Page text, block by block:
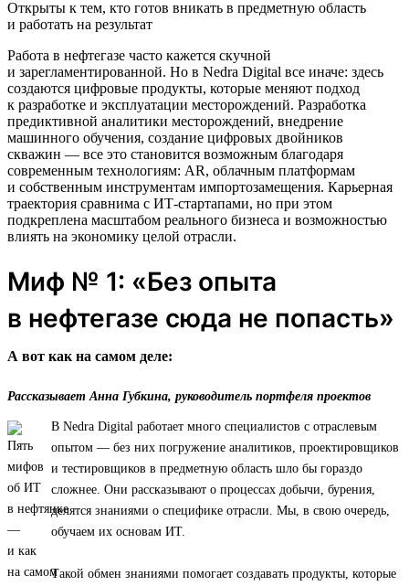
Открыты к тем, кто готов вникать в предметную область
и работать на результат
Работа в нефтегазе часто кажется скучной
и зарегламентированной. Но в Nedra Digital все иначе: здесь
создаются цифровые продукты, которые меняют подход
к разработке и эксплуатации месторождений. Разработка
предиктивной аналитики месторождений, внедрение
машинного обучения, создание цифровых двойников
скважин — все это становится возможным благодаря
современным технологиям: AR, облачным платформам
и собственным инструментам импортозамещения. Карьерная
траектория сравнима с ИТ-стартапами, но при этом
подкреплена масштабом реального бизнеса и возможностью
влиять на экономику целой отрасли.
Миф № 1: «Без опыта
в нефтегазе сюда не попасть»
А вот как на самом деле:
Рассказывает Анна Губкина, руководитель портфеля проектов
В Nedra Digital работает много специалистов с отраслевым
опытом — без них погружение аналитиков, проектировщиков
и тестировщиков в предметную область шло бы гораздо
сложнее. Они рассказывают о процессах добычи, бурения,
делятся знаниями о специфике отрасли. Мы, в свою очередь,
обучаем их основам ИТ.
Такой обмен знаниями помогает создавать продукты, которые